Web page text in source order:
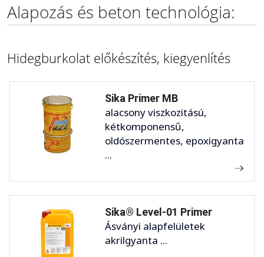
Alapozás és beton technológia:
Hidegburkolat előkészítés, kiegyenlítés
Sika Primer MB
alacsony viszkozitású,
kétkomponensű,
oldószermentes, epoxigyanta
...
Sika® Level-01 Primer
Ásványi alapfelületek
akrilgyanta ...